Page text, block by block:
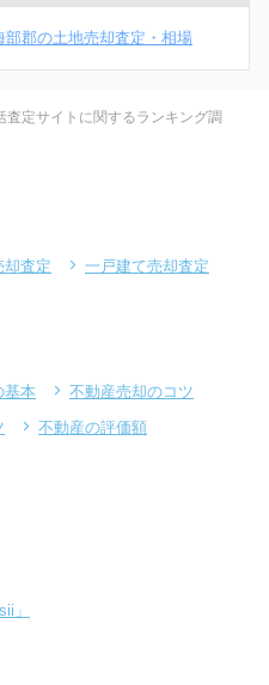
部郡の土地売却査定・相場
定サイトに関するランキング調
却査定
一戸建て売却査定
基本
不動産売却のコツ
不動産の評価額
」